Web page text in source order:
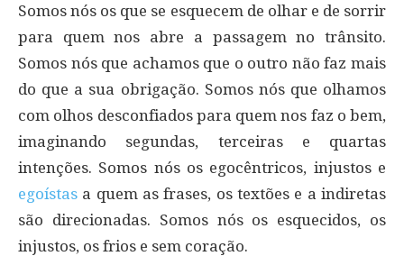
Somos nós os que se esquecem de olhar e de sorrir
para quem nos abre a passagem no trânsito.
Somos nós que achamos que o outro não faz mais
do que a sua obrigação. Somos nós que olhamos
com olhos desconfiados para quem nos faz o bem,
imaginando segundas, terceiras e quartas
intenções. Somos nós os egocêntricos, injustos e
egoístas a quem as frases, os textões e a indiretas
são direcionadas. Somos nós os esquecidos, os
injustos, os frios e sem coração.